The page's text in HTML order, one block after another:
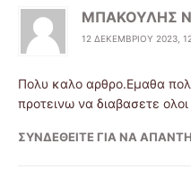
ΜΠΑΚΟΥΛΗΣ
12 ΔΕΚΕΜΒΡΊΟΥ 2023,
Πολυ καλο αρθρο.Εμαθα
προτεινω να διαβασετε ολοι
ΣΥΝΔΕΘΕΊΤΕ ΓΙΑ ΝΑ